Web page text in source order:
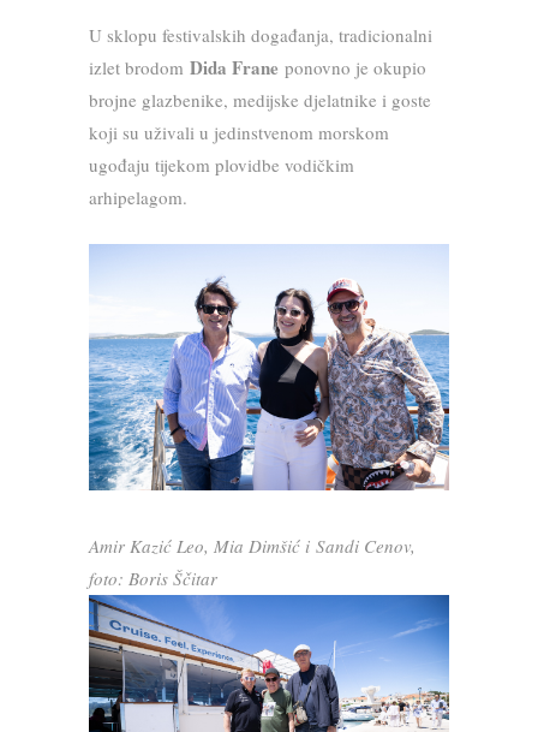
U sklopu festivalskih događanja, tradicionalni
izlet brodom Dida Frane ponovno je okupio
brojne glazbenike, medijske djelatnike i goste
koji su uživali u jedinstvenom morskom
ugođaju tijekom plovidbe vodičkim
arhipelagom.
Amir Kazić Leo, Mia Dimšić i Sandi Cenov,
foto: Boris Ščitar